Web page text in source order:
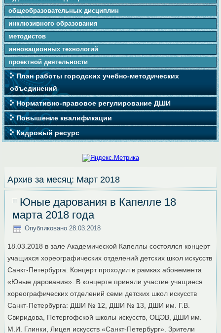
общеобразовательных дисциплин
инклюзивного образования
методистов
инновационных технологий
проектной деятельности
План работы городских учебно-методических
объединений
Нормативно-правовое регулирование ДШИ
Повышение квалификации
Кадровый ресурс
Архив за месяц: Март 2018
Юные дарования в Капелле 18
марта 2018 года
Опубликовано 28.03.2018
18.03.2018 в зале Академической Капеллы состоялся концерт
учащихся хореографических отделений детских школ искусств
Санкт-Петербурга. Концерт проходил в рамках абонемента
«Юные дарования». В концерте приняли участие учащиеся
хореографических отделений семи детских школ искусств
Санкт-Петербурга: ДШИ № 12, ДШИ № 13, ДШИ им. Г.В.
Свиридова, Петергофской школы искусств, ОЦЭВ, ДШИ им.
М.И. Глинки, Лицея искусств «Санкт-Петербург». Зрители